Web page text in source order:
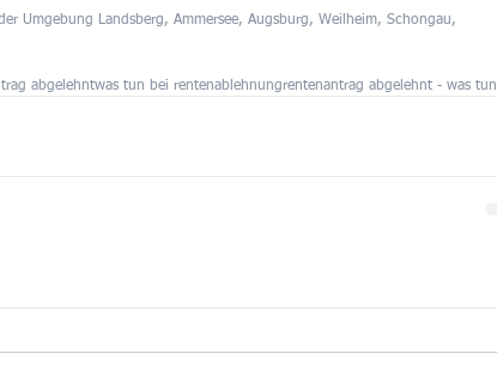
Umgebung Landsberg, Ammersee, Augsburg, Weilheim, Schongau,
abgelehntwas tun bei rentenablehnungrentenantrag abgelehnt - was tun